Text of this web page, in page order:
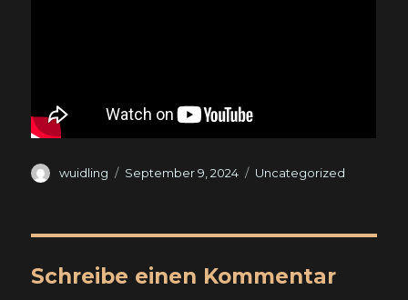
Autor
wuidling
Veröffentlicht
September 9, 2024 Kategorien
Uncategorized
Schreibe einen Kommentar